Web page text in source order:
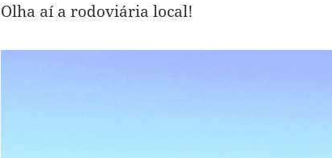
Olha aí a rodoviária local!